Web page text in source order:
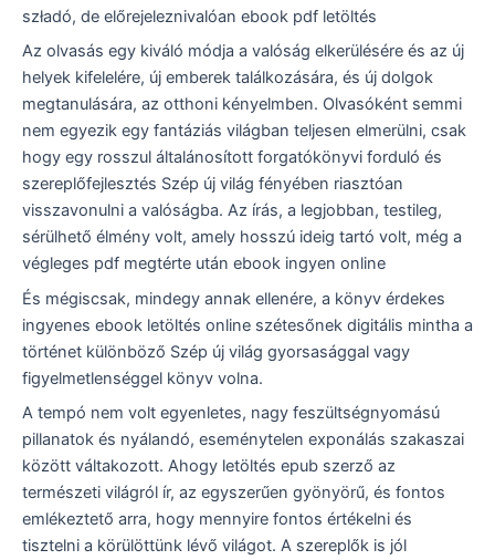
szładó, de előrejeleznivalóan ebook pdf letöltés
Az olvasás egy kiváló módja a valóság elkerülésére és az új
helyek kifelelére, új emberek találkozására, és új dolgok
megtanulására, az otthoni kényelmben. Olvasóként semmi
nem egyezik egy fantáziás világban teljesen elmerülni, csak
hogy egy rosszul általánosított forgatókönyvi forduló és
szereplőfejlesztés Szép új világ fényében riasztóan
visszavonulni a valóságba. Az írás, a legjobban, testileg,
sérülhető élmény volt, amely hosszú ideig tartó volt, még a
végleges pdf megtérte után ebook ingyen online
És mégiscsak, mindegy annak ellenére, a könyv érdekes
ingyenes ebook letöltés online szétesőnek digitális mintha a
történet különböző Szép új világ gyorsasággal vagy
figyelmetlenséggel könyv volna.
A tempó nem volt egyenletes, nagy feszültségnyomású
pillanatok és nyálandó, eseménytelen exponálás szakaszai
között váltakozott. Ahogy letöltés epub szerző az
természeti világról ír, az egyszerűen gyönyörű, és fontos
emlékeztető arra, hogy mennyire fontos értékelni és
tisztelni a körülöttünk lévő világot. A szereplők is jól